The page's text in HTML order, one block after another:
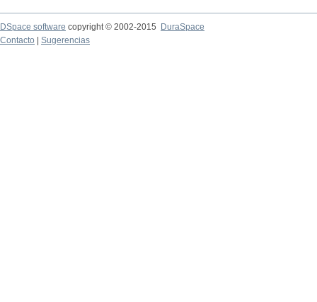
DSpace software copyright © 2002-2015
DuraSpace
Contacto
Sugerencias